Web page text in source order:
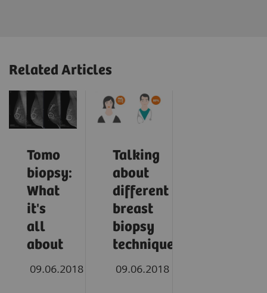
Related Articles
Tomo
biopsy:
What
it's
all
about
09.06.2018
Talking
about
different
breast
biopsy
techniques
09.06.2018